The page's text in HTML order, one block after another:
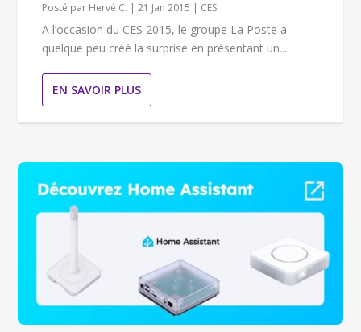
Posté par Hervé C. |21 Jan 2015 | CES
A l’occasion du CES 2015, le groupe La Poste a
quelque peu créé la surprise en présentant un...
EN SAVOIR PLUS